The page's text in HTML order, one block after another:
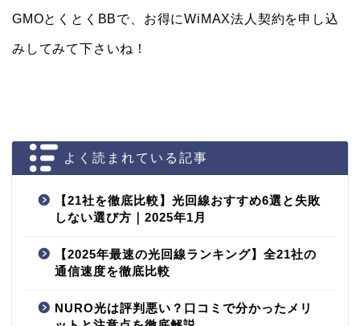
GMOとくとくBBで、お得にWiMAX法人契約を申し込
みしてみて下さいね！
よく読まれている記事
【21社を徹底比較】光回線おすすめ6選と失敗
しない選び方｜2025年1月
【2025年最速の光回線ランキング】全21社の
通信速度を徹底比較
NURO光は評判悪い？口コミで分かったメリ